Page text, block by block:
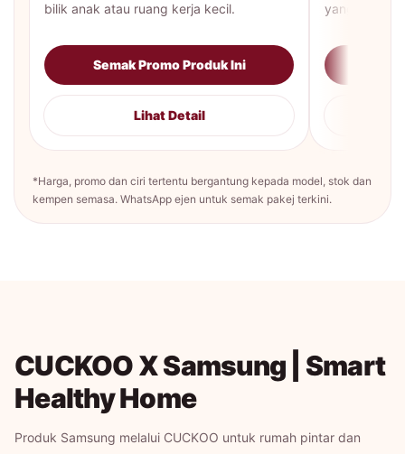
bilik anak atau ruang kerja kecil.
Semak Promo Produk Ini
Lihat Detail
yang lebih
*Harga, promo dan ciri tertentu bergantung kepada model, stok dan
kempen semasa. WhatsApp ejen untuk semak pakej terkini.
CUCKOO X Samsung | Smart
Healthy Home
Produk Samsung melalui CUCKOO untuk rumah pintar dan